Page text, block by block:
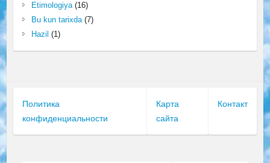
Etimologiya(16)
Bu kun tarixda(7)
Hazil (1)
Политика
конфиденциальности
Карта
сайта
Контакт